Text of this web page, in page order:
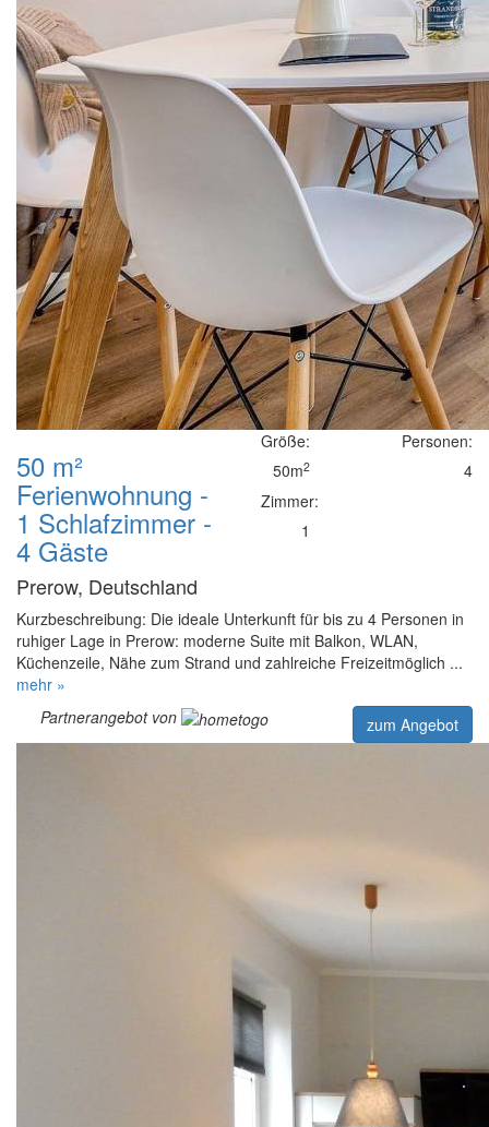
50 m²
Ferienwohnung -
1 Schlafzimmer -
4 Gäste
Prerow, Deutschland
Größe:
50m2
Zimmer:
1
Personen:
4
Kurzbeschreibung: Die ideale Unterkunft für bis zu 4 Personen in
ruhiger Lage in Prerow: moderne Suite mit Balkon, WLAN,
Küchenzeile, Nähe zum Strand und zahlreiche Freizeitmöglich ...
mehr »
Partnerangebot von
zum Angebot